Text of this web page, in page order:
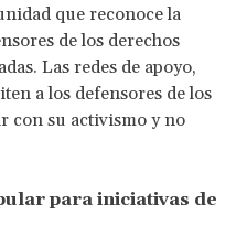
que reconoce la
de los derechos
Las redes de apoyo,
a los defensores de los
con su activismo y no
para iniciativas de